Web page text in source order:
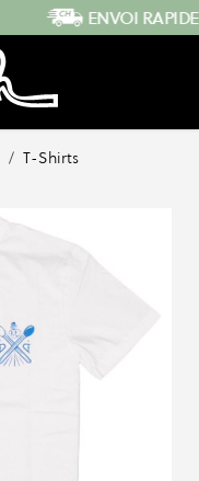
LA SUISSE
/ T-Shirts